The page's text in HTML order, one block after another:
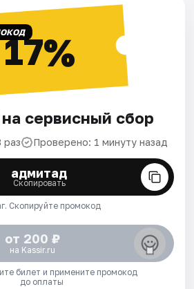
17%
сервисный сбор
раз Проверено: 1 минуту назад
адмитад
Скопировать
Скопируйте промокод
от 200 ₽
на Kassir.ru
билет и примените промокод
до оплаты